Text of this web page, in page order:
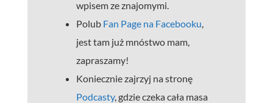
wpisem ze znajomymi.
Polub Fan Page na Facebooku,
jest tam już mnóstwo mam,
zapraszamy!
Koniecznie zajrzyj na stronę
Podcasty, gdzie czeka cała masa